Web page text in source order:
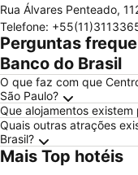
Rua Álvares Penteado,
Telefone:
Perguntas
Banco do Brasil
O que faz com que
São Paulo?
Que alojamentos
Quais outras atrações
Brasil?
Mais Top hotéis